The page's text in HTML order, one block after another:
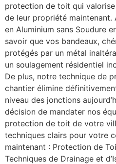
protection de toit qui valorise
de leur propriété maintenant.
en Aluminium sans Soudure
savoir que vos bandeaux,
protégés par un métal
un soulagement résidentiel
De plus, notre technique de
chantier élimine
niveau des jonctions
décision de mandater nos
protection de toit de votre
techniques clairs pour votre
maintenant : Protection de
Techniques de Drainage et